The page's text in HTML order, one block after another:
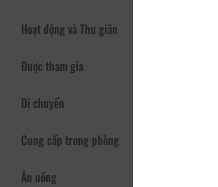
Hoạt động và Thư giãn
Được tham gia
Di chuyển
Cung cấp trong phòng
Ăn uống